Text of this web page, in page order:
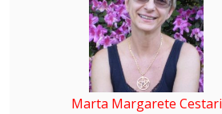
Marta Margarete Cestari